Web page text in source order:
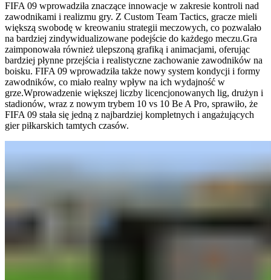
FIFA 09 wprowadziła znaczące innowacje w zakresie kontroli nad
zawodnikami i realizmu gry. Z Custom Team Tactics, gracze mieli
większą swobodę w kreowaniu strategii meczowych, co pozwalało
na bardziej zindywidualizowane podejście do każdego meczu.Gra
zaimponowała również ulepszoną grafiką i animacjami, oferując
bardziej płynne przejścia i realistyczne zachowanie zawodników na
boisku. FIFA 09 wprowadziła także nowy system kondycji i formy
zawodników, co miało realny wpływ na ich wydajność w
grze.Wprowadzenie większej liczby licencjonowanych lig, drużyn i
stadionów, wraz z nowym trybem 10 vs 10 Be A Pro, sprawiło, że
FIFA 09 stała się jedną z najbardziej kompletnych i angażujących
gier piłkarskich tamtych czasów.